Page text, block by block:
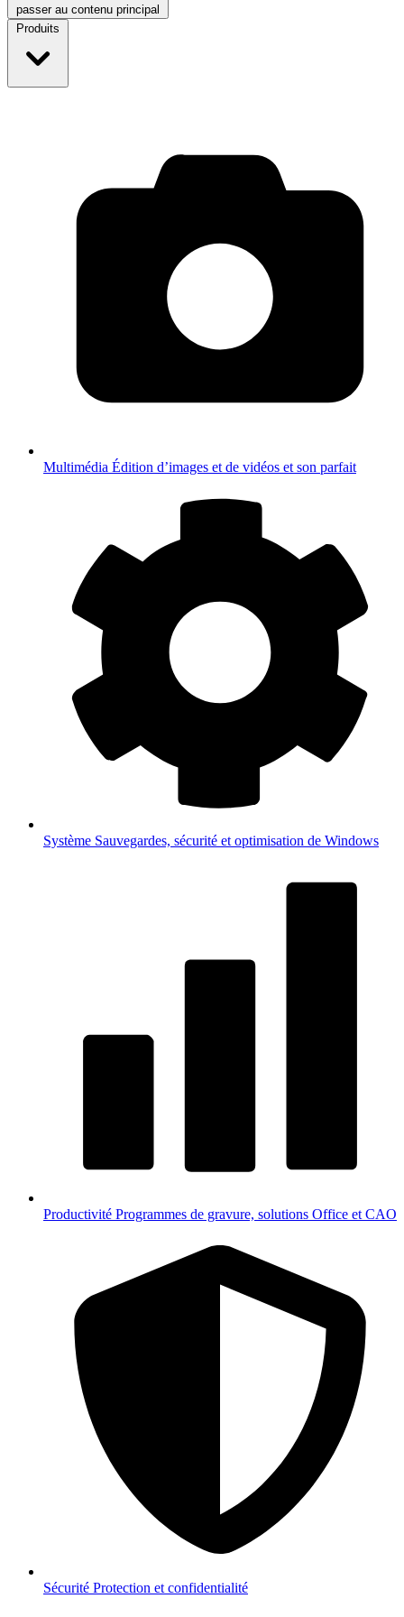
passer au contenu principal
Produits
Multimédia Édition d’images et de vidéos et son parfait
Système Sauvegardes, sécurité et optimisation de Windows
Productivité Programmes de gravure, solutions Office et CAO
Sécurité Protection et confidentialité